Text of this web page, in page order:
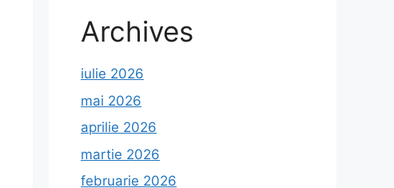
Archives
iulie 2026
mai 2026
aprilie 2026
martie 2026
februarie 2026